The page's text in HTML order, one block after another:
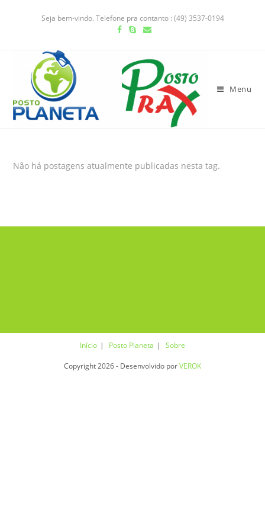
Seja bem-vindo. Telefone pra contanto : (49) 3537-0194
Menu
Não há postagens atualmente publicadas nesta tag.
Início Posto Planeta Sobre
Copyright 2026 - Desenvolvido porVEROK